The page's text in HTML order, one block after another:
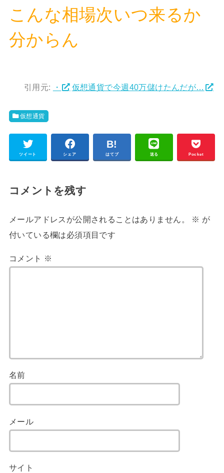
こんな相場次いつ来るか
分からん
引用元: ・ 仮想通貨で今週40万儲けたんだが…
仮想通貨
ツイート シェア はてブ 送る Pocket
コメントを残す
メールアドレスが公開されることはありません。 ※ が
付いている欄は必須項目です
コメント ※
名前
メール
サイト